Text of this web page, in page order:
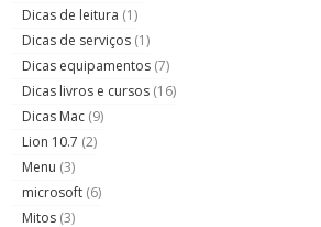
Dicas de leitura (1)
Dicas de serviços (1)
Dicas equipamentos (7)
Dicas livros e cursos (16)
Dicas Mac (9)
Lion 10.7 (2)
Menu (3)
microsoft (6)
Mitos (3)